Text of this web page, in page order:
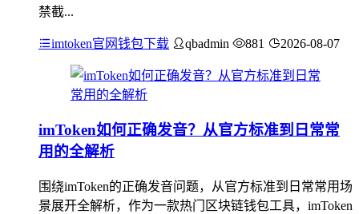
禁截...
imtoken官网钱包下载 qbadmin 881 2026-08-07
imToken如何正确发音？从官方标准到日常常
用的全解析
围绕imToken的正确发音问题，从官方标准到日常常用场
景展开全解析，作为一款热门区块链钱包工具，imToken